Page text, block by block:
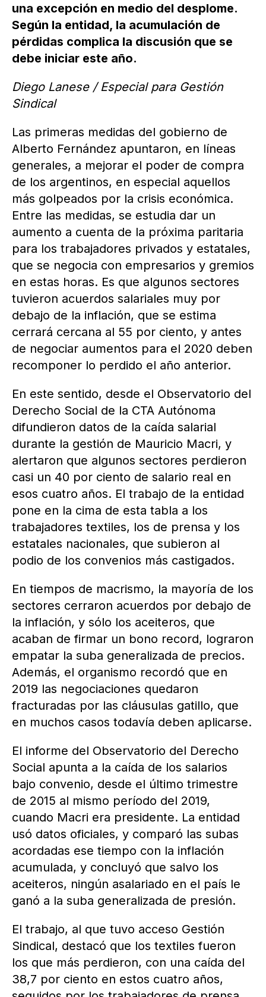
una excepción en medio del desplome.
Según la entidad, la acumulación de
pérdidas complica la discusión que se
debe iniciar este año.
Diego Lanese / Especial para Gestión
Sindical
Las primeras medidas del gobierno de
Alberto Fernández apuntaron, en líneas
generales, a mejorar el poder de compra
de los argentinos, en especial aquellos
más golpeados por la crisis económica.
Entre las medidas, se estudia dar un
aumento a cuenta de la próxima paritaria
para los trabajadores privados y estatales,
que se negocia con empresarios y gremios
en estas horas. Es que algunos sectores
tuvieron acuerdos salariales muy por
debajo de la inflación, que se estima
cerrará cercana al 55 por ciento, y antes
de negociar aumentos para el 2020 deben
recomponer lo perdido el año anterior.
En este sentido, desde el Observatorio del
Derecho Social de la CTA Autónoma
difundieron datos de la caída salarial
durante la gestión de Mauricio Macri, y
alertaron que algunos sectores perdieron
casi un 40 por ciento de salario real en
esos cuatro años. El trabajo de la entidad
pone en la cima de esta tabla a los
trabajadores textiles, los de prensa y los
estatales nacionales, que subieron al
podio de los convenios más castigados.
En tiempos de macrismo, la mayoría de los
sectores cerraron acuerdos por debajo de
la inflación, y sólo los aceiteros, que
acaban de firmar un bono record, lograron
empatar la suba generalizada de precios.
Además, el organismo recordó que en
2019 las negociaciones quedaron
fracturadas por las cláusulas gatillo, que
en muchos casos todavía deben aplicarse.
El informe del Observatorio del Derecho
Social apunta a la caída de los salarios
bajo convenio, desde el último trimestre
de 2015 al mismo período del 2019,
cuando Macri era presidente. La entidad
usó datos oficiales, y comparó las subas
acordadas ese tiempo con la inflación
acumulada, y concluyó que salvo los
aceiteros, ningún asalariado en el país le
ganó a la suba generalizada de presión.
El trabajo, al que tuvo acceso Gestión
Sindical, destacó que los textiles fueron
los que más perdieron, con una caída del
38,7 por ciento en estos cuatro años,